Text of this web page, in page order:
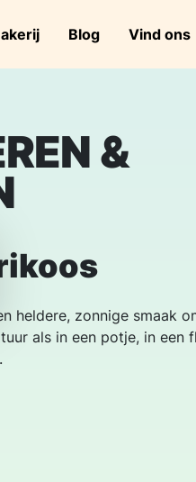
Blog Vind ons
&
heldere, zonnige smaak
als in een potje, in een